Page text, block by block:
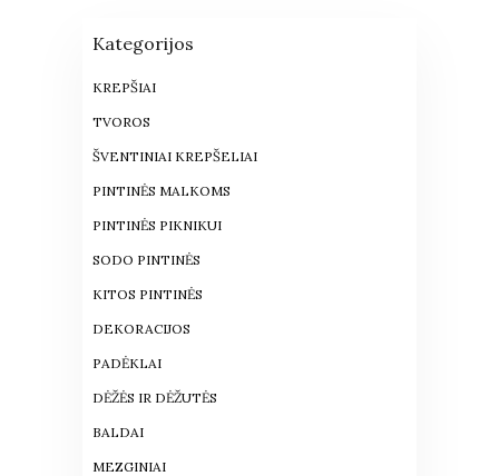
Kategorijos
KREPŠIAI
TVOROS
ŠVENTINIAI KREPŠELIAI
PINTINĖS MALKOMS
PINTINĖS PIKNIKUI
SODO PINTINĖS
KITOS PINTINĖS
DEKORACIJOS
PADĖKLAI
DĖŽĖS IR DĖŽUTĖS
BALDAI
MEZGINIAI